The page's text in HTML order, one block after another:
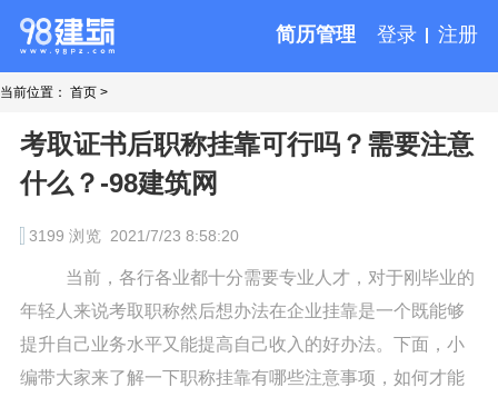
简历管理 登录 注册
当前位置： 首页 >
考取证书后职称挂靠可行吗？需要注意
什么？-98建筑网
3199 浏览 2021/7/23 8:58:20
当前，各行各业都十分需要专业人才，对于刚毕业的
年轻人来说考取职称然后想办法在企业挂靠是一个既能够
提升自己业务水平又能提高自己收入的好办法。下面，小
编带大家来了解一下职称挂靠有哪些注意事项，如何才能